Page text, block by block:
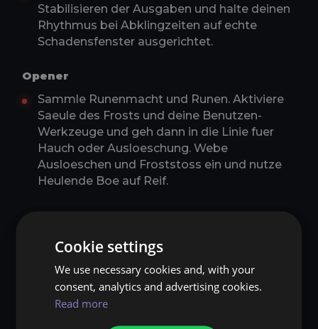
Stabilisieren der Ausgaben und halte deinen
Rhythmus bei Abklingzeiten auf echte
Schadensfenster ausgerichtet.
Opener
Sammle Runenmacht und Runen. Aktiviere
Saeule des Frosts und deine Benutzen-
Werkzeuge und geh dann in die Linie fuer
Hauch oder Ausloeschung. Webe
Ausloeschen und Froststoss ein und nutze
Heulende Boe auf Reif.
★★★★★Bewertungen 4.8/5
Trustpilot zertifiziert
Brauchst du Hilfe bei
World of Warcraft?
Cookie settings
We use necessary cookies and, with your
consent, analytics and advertising cookies.
Read more